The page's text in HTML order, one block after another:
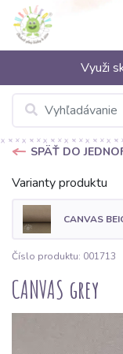
Využi
SPÄŤ DO
Varianty produktu
CANVAS
Číslo produktu: 001713
CANVAS grey